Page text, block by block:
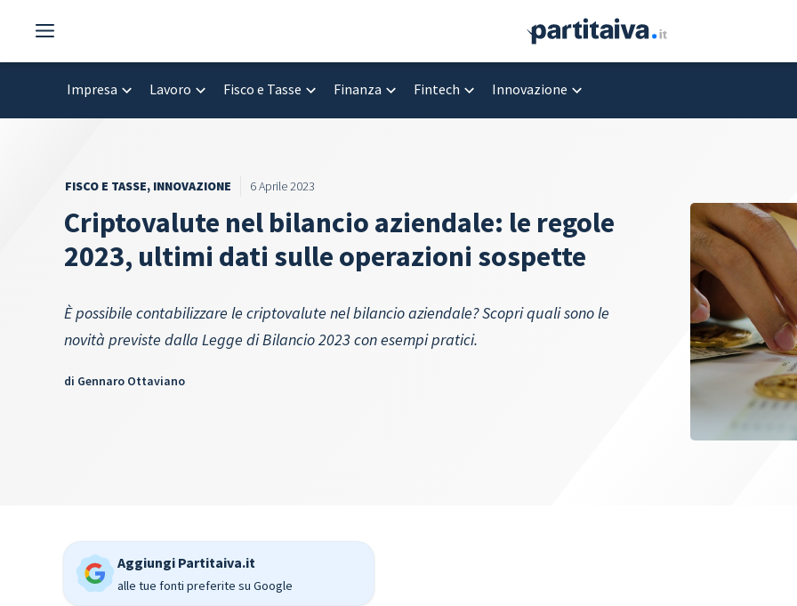
contenuto
Impresa Lavoro Fisco e Tasse Finanza Fintech Innovazione
FISCO E TASSE, INNOVAZIONE 6 Aprile 2023
Criptovalute nel bilancio aziendale: le regole
2023, ultimi dati sulle operazioni sospette
È possibile contabilizzare le criptovalute nel bilancio aziendale? Scopri quali sono le
novità previste dalla Legge di Bilancio 2023 con esempi pratici.
di Gennaro Ottaviano
Aggiungi Partitaiva.it
alle tue fonti preferite su Google